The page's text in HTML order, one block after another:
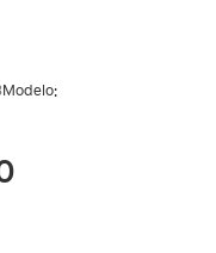
Modelo: